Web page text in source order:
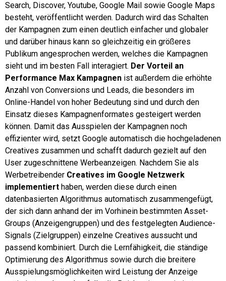
Search, Discover, Youtube, Google Mail sowie Google Maps
besteht, veröffentlicht werden. Dadurch wird das Schalten
der Kampagnen zum einen deutlich einfacher und globaler
und darüber hinaus kann so gleichzeitig ein größeres
Publikum angesprochen werden, welches die Kampagnen
sieht und im besten Fall interagiert. Der Vorteil an
Performance Max Kampagnen ist außerdem die erhöhte
Anzahl von Conversions und Leads, die besonders im
Online-Handel von hoher Bedeutung sind und durch den
Einsatz dieses Kampagnenformates gesteigert werden
können. Damit das Ausspielen der Kampagnen noch
effizienter wird, setzt Google automatisch die hochgeladenen
Creatives zusammen und schafft dadurch gezielt auf den
User zugeschnittene Werbeanzeigen. Nachdem Sie als
Werbetreibender Creatives im Google Netzwerk
implementiert haben, werden diese durch einen
datenbasierten Algorithmus automatisch zusammengefügt,
der sich dann anhand der im Vorhinein bestimmten Asset-
Groups (Anzeigengruppen) und des festgelegten Audience-
Signals (Zielgruppen) einzelne Creatives aussucht und
passend kombiniert. Durch die Lernfähigkeit, die ständige
Optimierung des Algorithmus sowie durch die breitere
Ausspielungsmöglichkeiten wird Leistung der Anzeige